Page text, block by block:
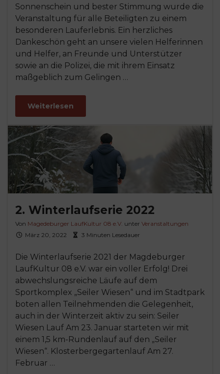
Sonnenschein und bester Stimmung wurde die
Veranstaltung für alle Beteiligten zu einem
besonderen Lauferlebnis. Ein herzliches
Dankeschön geht an unsere vielen Helferinnen
und Helfer, an Freunde und Unterstützer
sowie an die Polizei, die mit ihrem Einsatz
maßgeblich zum Gelingen …
Weiterlesen
2. Winterlaufserie 2022
Von Magedeburger LaufKultur 08 e.V. unter Veranstaltungen
März 20, 2022
3 Minuten Lesedauer
Die Winterlaufserie 2021 der Magdeburger
LaufKultur 08 e.V. war ein voller Erfolg! Drei
abwechslungsreiche Läufe auf dem
Sportkomplex „Seiler Wiesen“ und im Stadtpark
boten allen Teilnehmenden die Gelegenheit,
auch in der Winterzeit aktiv zu sein: Seiler
Wiesen Lauf Am 23. Januar starteten wir mit
einem 1,5 km-Rundenlauf auf den „Seiler
Wiesen“. Klosterbergegartenlauf Am 27.
Februar …